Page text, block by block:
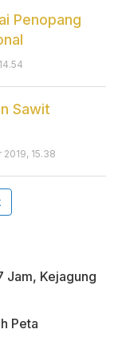
Penopang
Sawit
15.38
Jam, Kejagung
Peta